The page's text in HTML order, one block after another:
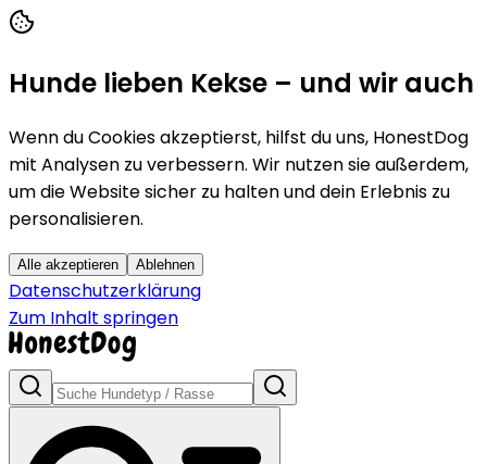
Hunde lieben Kekse – und wir auch
Wenn du Cookies akzeptierst, hilfst du uns, HonestDog
mit Analysen zu verbessern. Wir nutzen sie außerdem,
um die Website sicher zu halten und dein Erlebnis zu
personalisieren.
Alle akzeptieren Ablehnen
Datenschutzerklärung
Zum Inhalt springen